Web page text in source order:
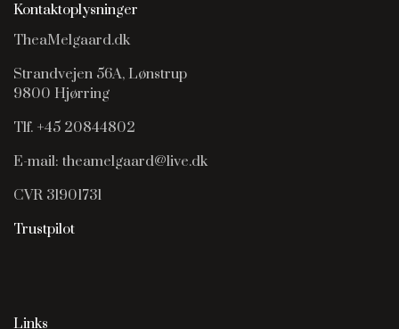
Kontaktoplysninger
TheaMelgaard.dk
Strandvejen 56A, Lønstrup
9800 Hjørring
Tlf. +45 20844802
E-mail: theamelgaard@live.dk
CVR 31901731
Trustpilot
Links